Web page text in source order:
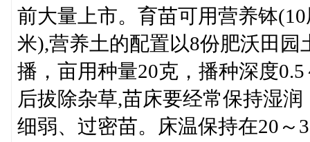
前大量上市。育苗可用营养钵
米),营养土的配置以8份肥沃田
播，亩用种量20克，播种深度
后拔除杂草,苗床要经常保持湿
细弱、过密苗。床温保持在20